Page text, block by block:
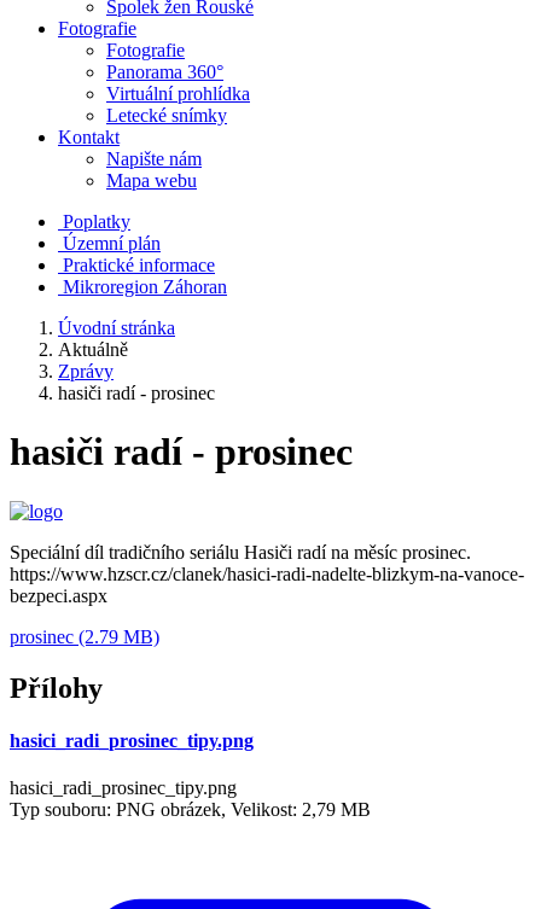
Spolek žen Rouské
Fotografie
Fotografie
Panorama 360°
Virtuální prohlídka
Letecké snímky
Kontakt
Napište nám
Mapa webu
Poplatky
Územní plán
Praktické informace
Mikroregion Záhoran
Úvodní stránka
Aktuálně
Zprávy
hasiči radí - prosinec
hasiči radí - prosinec
Speciální díl tradičního seriálu Hasiči radí na měsíc prosinec.
https://www.hzscr.cz/clanek/hasici-radi-nadelte-blizkym-na-vanoce-
bezpeci.aspx
prosinec (2.79 MB)
Přílohy
hasici_radi_prosinec_tipy.png
hasici_radi_prosinec_tipy.png
Typ souboru: PNG obrázek, Velikost: 2,79 MB